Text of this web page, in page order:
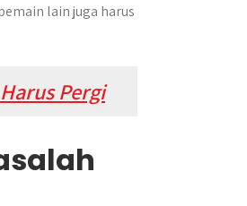
lain juga harus
Pergi